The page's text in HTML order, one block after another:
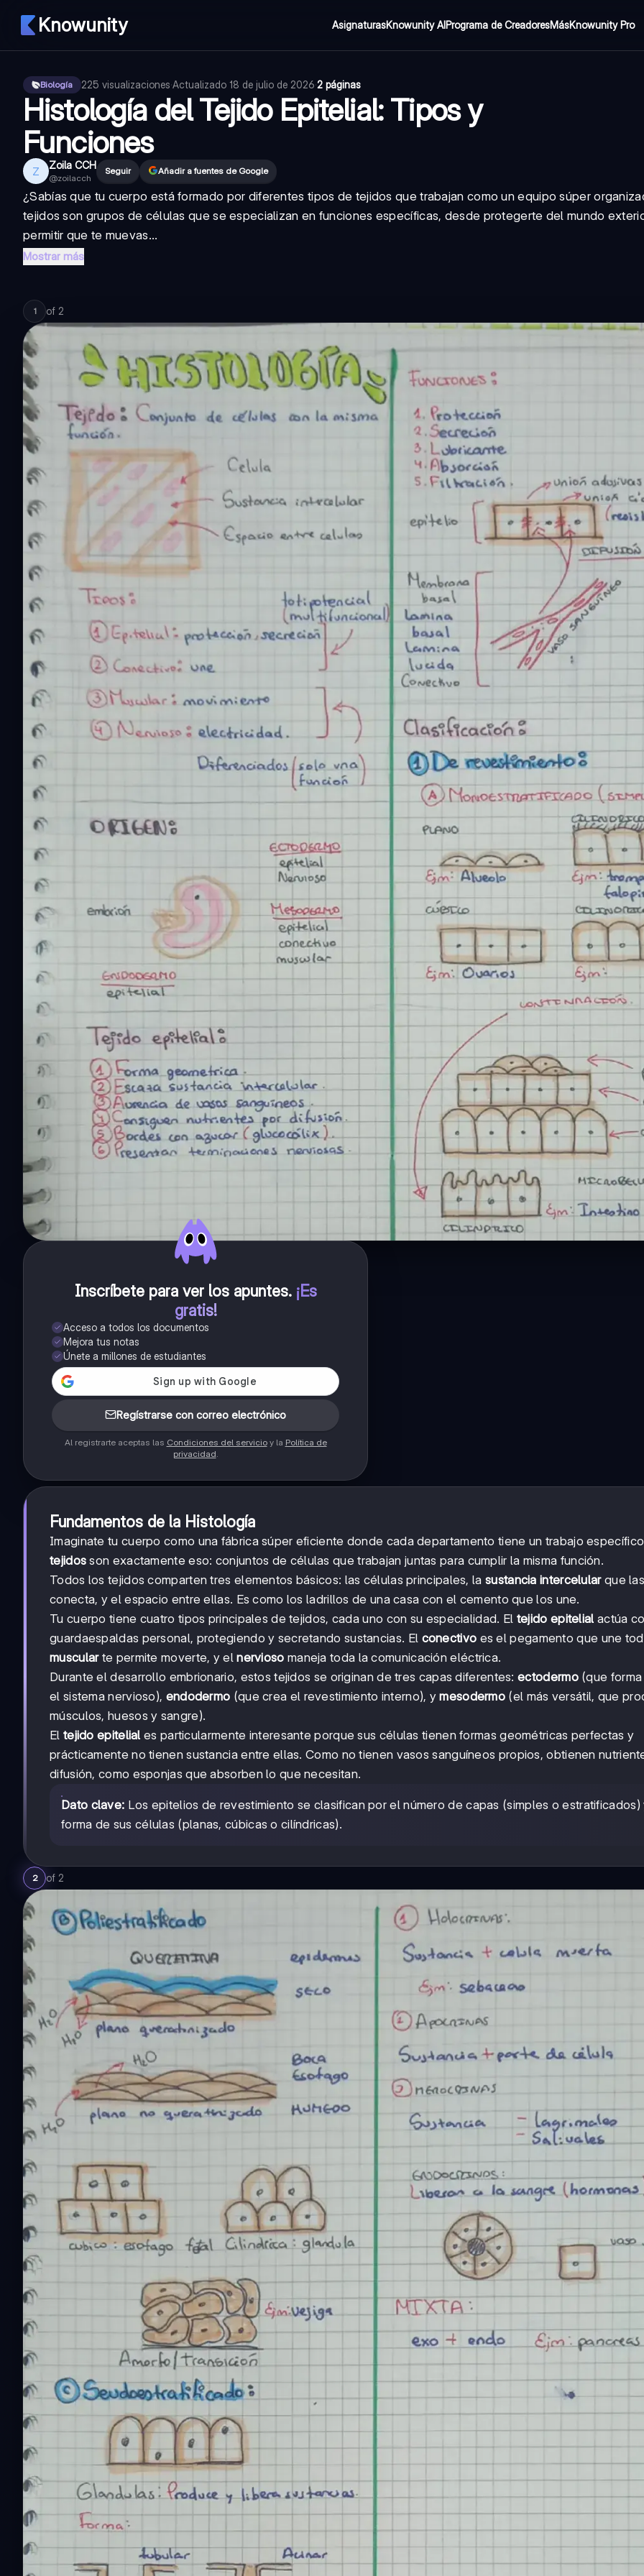
Knowunity AsignaturasKnowunity AIPrograma de CreadoresMásKnowunity Pro
Biología 225 visualizaciones·Actualizado 18 de julio de 2026·2 páginas
Histología del Tejido Epitelial: Tipos y
Funciones
Z Zoila CCH
@zoilacch
Seguir Añadir a fuentes de Google
¿Sabías que tu cuerpo está formado por diferentes tipos de tejidos que trabajan como un equipo súper
tejidos son grupos de células que se especializan en funciones específicas, desde protegerte del mundo
permitir que te muevas...
Mostrar más
1 of 2
Inscríbete para ver los apuntes. ¡Es
gratis!
Acceso a todos los documentos
Mejora tus notas
Únete a millones de estudiantes
Regístrarse con correo electrónico
Al registrarte aceptas las Condiciones del servicioy la Política de
privacidad.
Fundamentos de la Histología
Imaginate tu cuerpo como una fábrica súper eficiente donde cada departamento tiene un trabajo
tejidos son exactamente eso: conjuntos de células que trabajan juntas para cumplir la misma función.
Todos los tejidos comparten tres elementos básicos: las células principales, la sustancia intercelularque las
conecta, y el espacio entre ellas. Es como los ladrillos de una casa con el cemento que los une.
Tu cuerpo tiene cuatro tipos principales de tejidos, cada uno con su especialidad. El tejido epitelial actúa
guardaespaldas personal, protegiendo y secretando sustancias. El conectivo es el pegamento que une
muscularte permite moverte, y elnervioso maneja toda la comunicación eléctrica.
Durante el desarrollo embrionario, estos tejidos se originan de tres capas diferentes:ectodermo(que forma
el sistema nervioso), endodermo (que crea el revestimiento interno), ymesodermo (el más versátil, que
músculos, huesos y sangre).
El tejido epitelial es particularmente interesante porque sus células tienen formas geométricas perfectas y
prácticamente no tienen sustancia entre ellas. Como no tienen vasos sanguíneos propios, obtienen
difusión, como esponjas que absorben lo que necesitan.
Dato clave: Los epitelios de revestimiento se clasifican por el número de capas (simples o estratificados)
forma de sus células (planas, cúbicas o cilíndricas).
2 of 2